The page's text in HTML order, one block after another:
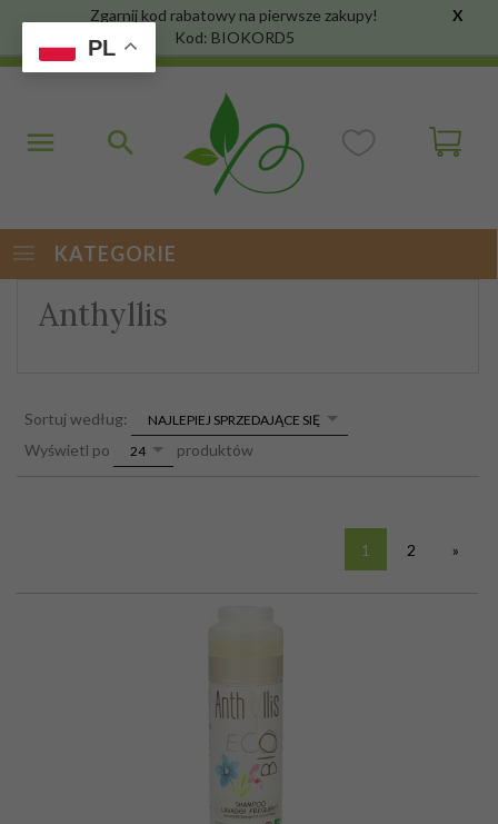
Zgarnij kod rabatowy na pierwsze zakupy!
Kod: BIOKORD5
X
KATEGORIE
Anthyllis
Sortuj według: sortNAJLEPIEJ SPRZEDAJĄCE SIĘ
Wyświetl po pop24 produktów
1 2 »
PL